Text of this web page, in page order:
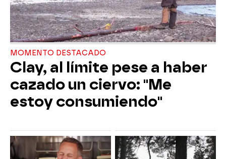
MOMENTO DESTACADO
Clay, al límite pese a haber
cazado un ciervo: "Me
estoy consumiendo"